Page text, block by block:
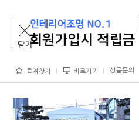
즐겨찾기 바로가기 상품문의